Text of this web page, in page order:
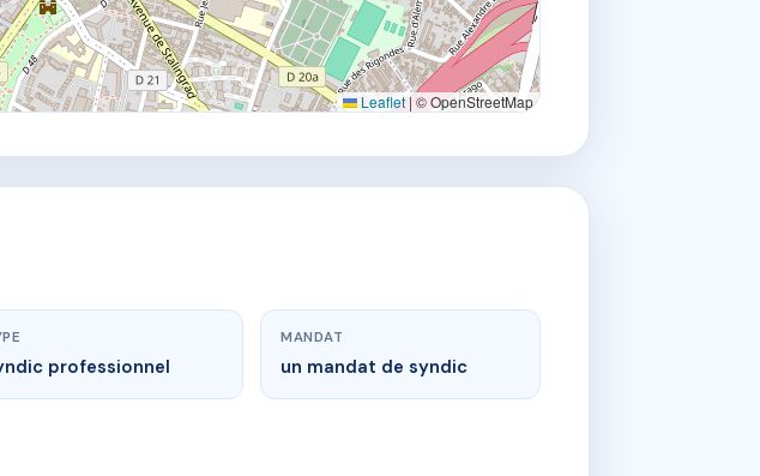
Leaflet|© OpenStreetMap
professionnel
MANDAT
un mandat de syndic